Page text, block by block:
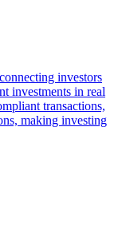
investors
investments in real
transactions,
making investing